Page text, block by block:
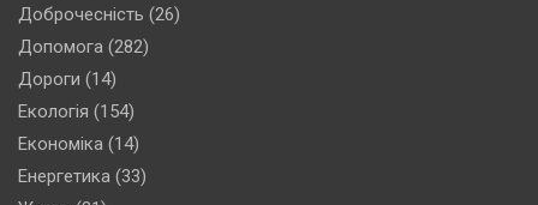
Доброчесність (26)
Допомога (282)
Дороги (14)
Екологія (154)
Економіка (14)
Енергетика (33)